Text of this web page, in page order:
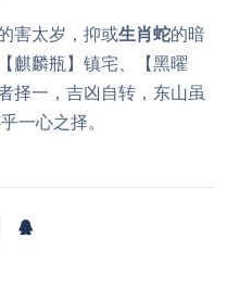
害太岁，抑或生肖蛇的暗
麒麟瓶】镇宅、【黑曜
择一，吉凶自转，东山虽
一心之择。